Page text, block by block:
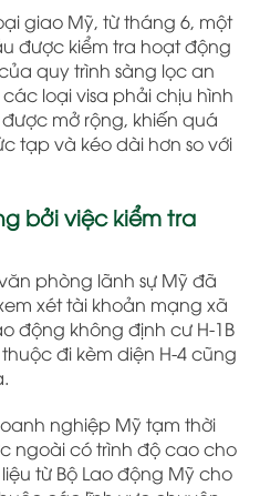
giao Mỹ, từ tháng 6, một
được kiểm tra hoạt động
quy trình sàng lọc an
loại visa phải chịu hình
mở rộng, khiến quá
tạp và kéo dài hơn so với
bởi việc kiểm tra
phòng lãnh sự Mỹ đã
xét tài khoản mạng xã
động không định cư H-1B
đi kèm diện H-4 cũng
nghiệp Mỹ tạm thời
ngoài có trình độ cao cho
từ Bộ Lao động Mỹ cho